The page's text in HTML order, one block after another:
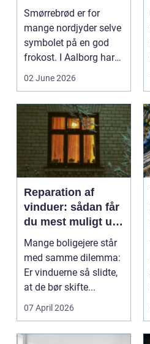
moderne twist
Smørrebrød er for
mange nordjyder selve
symbolet på en god
frokost. I Aalborg har
den klassiske spis...
02 June 2026
Reparation af
vinduer: sådan får
du mest muligt ud
af dine gamle
vinduer
Mange boligejere står
med samme dilemma:
Er vinduerne så slidte,
at de bør skifte...
07 April 2026